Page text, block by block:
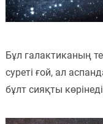
Бұл галактиканың
суреті ғой, ал
бұлт сияқты